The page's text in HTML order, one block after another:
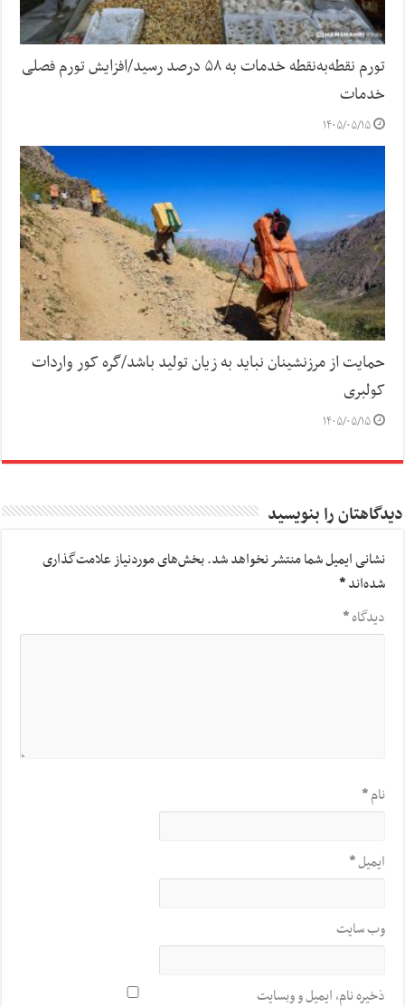
تورم نقطه‌به‌نقطه خدمات به ۵۸ درصد رسید/افزایش تورم فصلی
خدمات
۱۴۰۵/۰۵/۱۵
حمایت از مرزنشینان نباید به زیان تولید باشد/گره کور واردات
کولبری
۱۴۰۵/۰۵/۱۵
دیدگاهتان را بنویسید
نشانی ایمیل شما منتشر نخواهد شد.بخش‌های موردنیاز علامت‌گذاری
شده‌اند*
دیدگاه*
نام*
ایمیل*
وب‌ سایت
ذخیره نام، ایمیل و وبسایت